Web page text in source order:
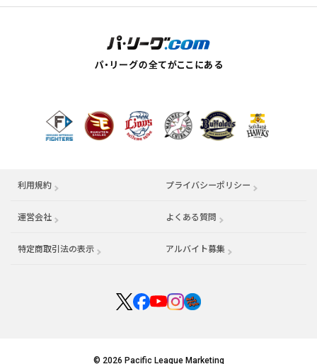
利用規約 プライバシーポリシー
運営会社 （別ウィンドウで開く） よくある質問
特定商取引法の表示 アルバイト募集 （別ウィンドウで開く
© 2026 Pacific League Marketing